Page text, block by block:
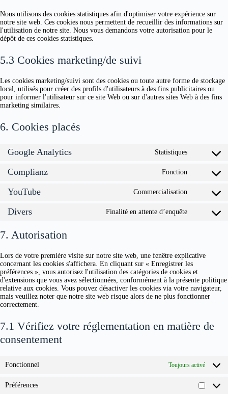
Nous utilisons des cookies statistiques afin d'optimiser votre expérience sur
notre site web. Ces cookies nous permettent de recueillir des informations sur
l'utilisation de notre site. Nous vous demandons votre autorisation pour le
dépôt de ces cookies statistiques.
5.3 Cookies marketing/de suivi
Les cookies marketing/suivi sont des cookies ou toute autre forme de stockage
local, utilisés pour créer des profils d'utilisateurs à des fins publicitaires ou
pour informer l'utilisateur sur ce site Web ou sur d'autres sites Web à des fins
marketing similaires.
6. Cookies placés
Google Analytics Statistiques
service
Complianz Fonction
service
YouTube Commercialisation
service
Divers Finalité en attente d’enquête
Consent
data-
7. Autorisation
Lors de votre première visite sur notre site web, une fenêtre explicative
concernant les cookies s'affichera. En cliquant sur « Enregistrer les
préférences », vous autorisez l'utilisation des catégories de cookies et
d'extensions que vous avez sélectionnées, conformément à la présente politique
relative aux cookies. Vous pouvez désactiver les cookies via votre navigateur,
mais veuillez noter que notre site web risque alors de ne plus fonctionner
correctement.
7.1 Vérifiez votre réglementation en matière de
consentement
Fonctionnel Toujours activé
Préférences